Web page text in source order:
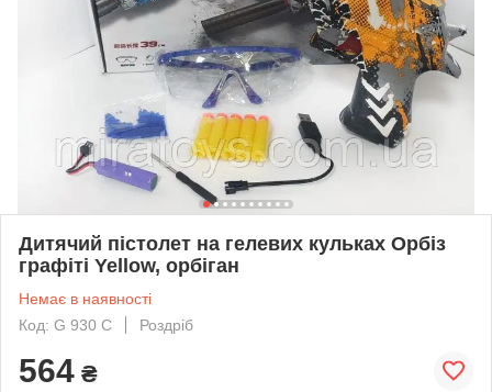
Дитячий пістолет на гелевих кульках Орбіз
графіті Yellow, орбіган
Немає в наявності
Код: G 930 C
Роздріб
564 ₴